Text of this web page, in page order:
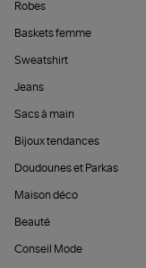
Robes
Baskets femme
Sweatshirt
Jeans
Sacs à main
Bijoux tendances
Doudounes et Parkas
Maison déco
Beauté
Conseil Mode